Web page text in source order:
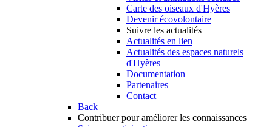
Carte des oiseaux d'Hyères
Devenir écovolontaire
Suivre les actualités
Actualités en lien
Actualités des espaces naturels
d'Hyères
Documentation
Partenaires
Contact
Back
Contribuer pour améliorer les connaissances